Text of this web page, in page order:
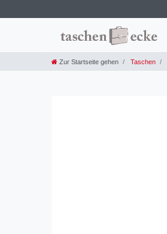
Zur Startseite gehen Taschen